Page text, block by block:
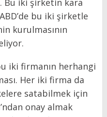
bu iki şirketle
kurulmasının
iki firmanın herhangi
Her iki firma da
satabilmek için
onay almak